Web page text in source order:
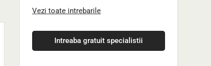
Vezi toate intrebarile
Intreaba gratuit specialistii